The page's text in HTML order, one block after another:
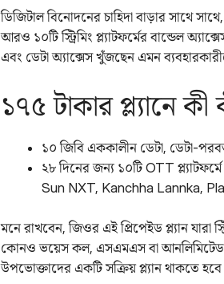
ডিজিটাল বিনোদনের চাহিদা বাড়ার সাথে
আরও ১০টি স্ট্রিমিং প্ল্যাটফর্মের বান্ডেল
এবং ডেটা অ্যাক্সেস খুঁজছেন এমন
১৭৫ টাকার প্ল্যানে
১০ জিবি এককালীন ডেটা, ডেটা-
২৮ দিনের জন্য ১০টি OTT
Sun NXT, Kanchha Lannka,
মনে রাখবেন, জিওর এই প্রিপেইড প্ল্যান যারা
কোনও ভয়েস কল, এসএমএস বা আনলিমিটেড
উপভোক্তাদের একটি সক্রিয় প্ল্যান থাকতে